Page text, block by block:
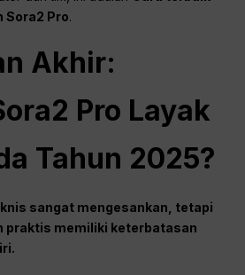
Sora2 Pro.
Akhir:
Pro Layak
Tahun 2025?
sangat mengesankan, tetapi
praktis memiliki keterbatasan